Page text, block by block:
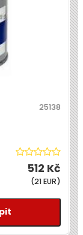
25138
512 Kč
(21 EUR)